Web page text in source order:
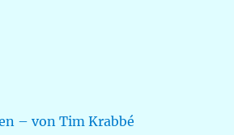
– von Tim Krabbé